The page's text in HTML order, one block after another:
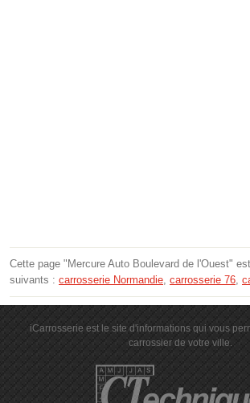
Cette page "Mercure Auto Boulevard de l'Ouest"
suivants : carrosserie Normandie, carrosserie 76,
iCarrosserie est le site d'informations qui vous
carrossier de votre ville.